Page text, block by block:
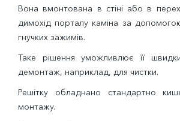
Вона вмонтована в стіні або в
димохід порталу каміна за
гнучких зажимів.
Таке рішення уможливлює її
демонтаж, наприклад, для чистки.
Решітку обладнано стандартно
монтажу.